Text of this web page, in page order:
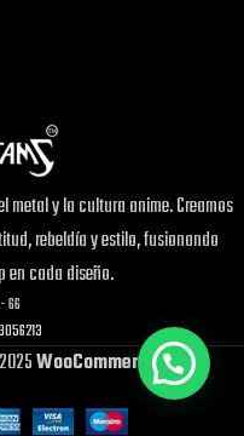
metal y la cultura anime. Creamos
rebeldía y estilo, fusionando
en cada diseño.
66
2025WooCommerce.